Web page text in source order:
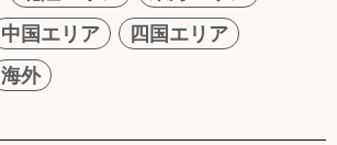
中国エリア
四国エリア
海外